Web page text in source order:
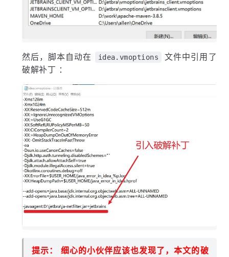
然后，脚本自动在 idea.vmoptions
文件中引用了
破解补丁 ：
提示： 细心的小伙伴应该也发现了，本文的破